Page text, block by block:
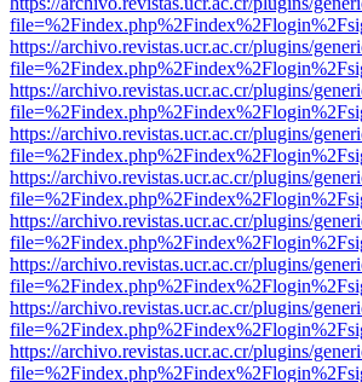
https://archivo.revistas.ucr.ac.cr/plugins/
https://archivo.revistas.ucr.ac.cr/plugins/
https://archivo.revistas.ucr.ac.cr/plugins/
https://archivo.revistas.ucr.ac.cr/plugins/
https://archivo.revistas.ucr.ac.cr/plugins/
https://archivo.revistas.ucr.ac.cr/plugins/
https://archivo.revistas.ucr.ac.cr/plugins/
https://archivo.revistas.ucr.ac.cr/plugins/